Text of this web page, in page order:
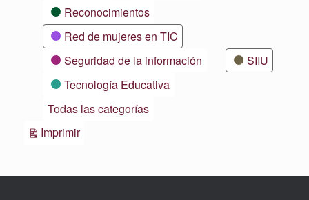
Reconocimientos
Red de mujeres en TIC
Seguridad de la información
SIIU
Tecnología Educativa
Todas las categorías
ImprimirVistas